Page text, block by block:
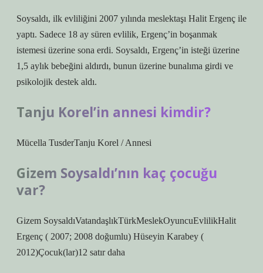
Soysaldı, ilk evliliğini 2007 yılında meslektaşı Halit Ergenç ile
yaptı. Sadece 18 ay süren evlilik, Ergenç’in boşanmak
istemesi üzerine sona erdi. Soysaldı, Ergenç’in isteği üzerine
1,5 aylık bebeğini aldırdı, bunun üzerine bunalıma girdi ve
psikolojik destek aldı.
Tanju Korel’in annesi kimdir?
Mücella TusderTanju Korel / Annesi
Gizem Soysaldı’nın kaç çocuğu
var?
Gizem SoysaldıVatandaşlıkTürkMeslekOyuncuEvlilikHalit
Ergenç ( 2007; 2008 doğumlu) Hüseyin Karabey (
2012)Çocuk(lar)12 satır daha